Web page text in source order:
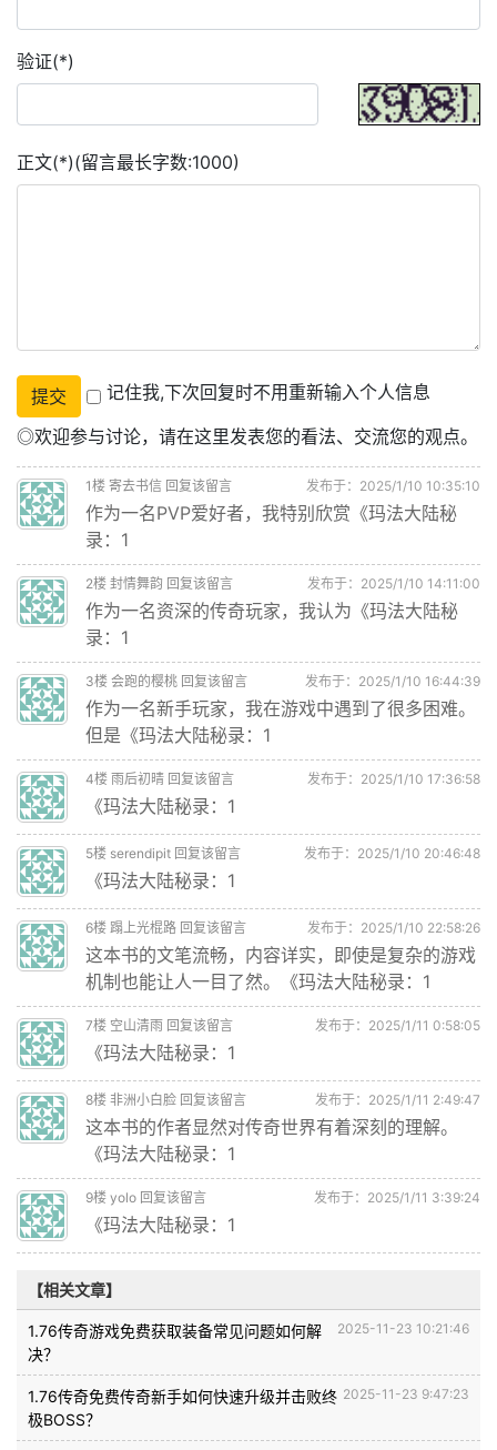
验证(*)
正文(*)(留言最长字数:1000)
记住我,下次回复时不用重新输入个人信息
◎欢迎参与讨论，请在这里发表您的看法、交流您的观点。
1楼 寄去书信 回复该留言 发布于：2025/1/10 10:35:10
作为一名PVP爱好者，我特别欣赏《玛法大陆秘
录：1
2楼 封情舞韵 回复该留言 发布于：2025/1/10 14:11:00
作为一名资深的传奇玩家，我认为《玛法大陆秘
录：1
3楼 会跑的樱桃 回复该留言 发布于：2025/1/10 16:44:39
作为一名新手玩家，我在游戏中遇到了很多困难。
但是《玛法大陆秘录：1
4楼 雨后初晴 回复该留言 发布于：2025/1/10 17:36:58
《玛法大陆秘录：1
5楼 serendipit 回复该留言 发布于：2025/1/10 20:46:48
《玛法大陆秘录：1
6楼 蹋上光棍路 回复该留言 发布于：2025/1/10 22:58:26
这本书的文笔流畅，内容详实，即使是复杂的游戏
机制也能让人一目了然。《玛法大陆秘录：1
7楼 空山清雨 回复该留言 发布于：2025/1/11 0:58:05
《玛法大陆秘录：1
8楼 非洲小白脸 回复该留言 发布于：2025/1/11 2:49:47
这本书的作者显然对传奇世界有着深刻的理解。
《玛法大陆秘录：1
9楼 yolo 回复该留言 发布于：2025/1/11 3:39:24
《玛法大陆秘录：1
【相关文章】
2025-11-23 10:21:46
1.76传奇游戏免费获取装备常见问题如何解
决？
2025-11-23 9:47:23
1.76传奇免费传奇新手如何快速升级并击败终
极BOSS？